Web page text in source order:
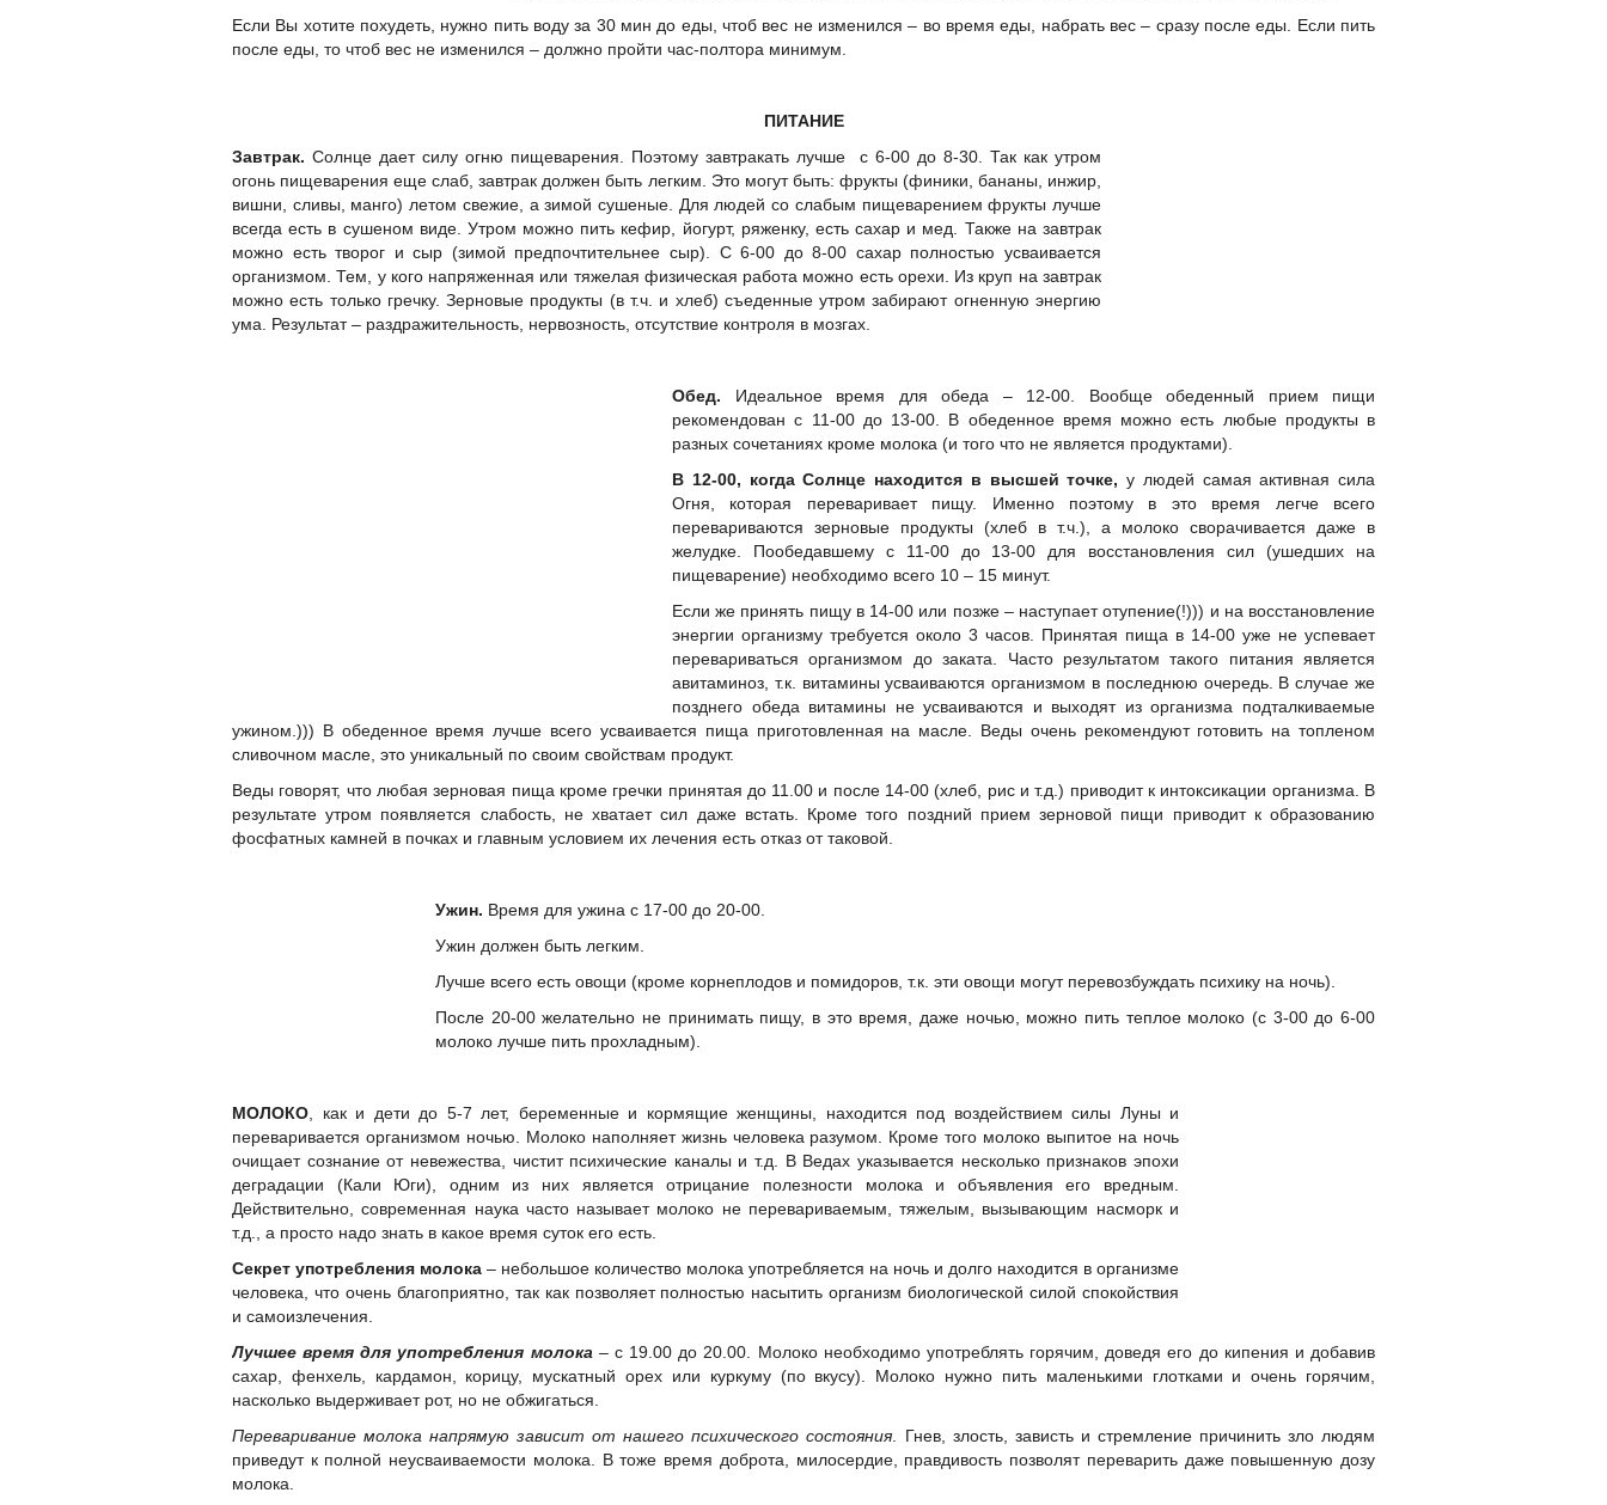
Если Вы хотите похудеть, нужно пить воду за 30 мин до еды, чтоб вес не изменился – во время еды, набрать вес – сразу после еды. Если пить
после еды, то чтоб вес не изменился – должно пройти час-полтора минимум.
ПИТАНИЕ
Завтрак. Солнце дает силу огню пищеварения. Поэтому завтракать лучше с 6-00 до 8-30. Так как утром
огонь пищеварения еще слаб, завтрак должен быть легким. Это могут быть: фрукты (финики, бананы, инжир,
вишни, сливы, манго) летом свежие, а зимой сушеные. Для людей со слабым пищеварением фрукты лучше
всегда есть в сушеном виде. Утром можно пить кефир, йогурт, ряженку, есть сахар и мед. Также на завтрак
можно есть творог и сыр (зимой предпочтительнее сыр). С 6-00 до 8-00 сахар полностью усваивается
организмом. Тем, у кого напряженная или тяжелая физическая работа можно есть орехи. Из круп на завтрак
можно есть только гречку. Зерновые продукты (в т.ч. и хлеб) съеденные утром забирают огненную энергию
ума. Результат – раздражительность, нервозность, отсутствие контроля в мозгах.
Обед. Идеальное время для обеда – 12-00. Вообще обеденный прием пищи
рекомендован с 11-00 до 13-00. В обеденное время можно есть любые продукты в
разных сочетаниях кроме молока (и того что не является продуктами).
В 12-00, когда Солнце находится в высшей точке, у людей самая активная сила
Огня, которая переваривает пищу. Именно поэтому в это время легче всего
перевариваются зерновые продукты (хлеб в т.ч.), а молоко сворачивается даже в
желудке. Пообедавшему с 11-00 до 13-00 для восстановления сил (ушедших на
пищеварение) необходимо всего 10 – 15 минут.
Если же принять пищу в 14-00 или позже – наступает отупение(!))) и на восстановление
энергии организму требуется около 3 часов. Принятая пища в 14-00 уже не успевает
перевариваться организмом до заката. Часто результатом такого питания является
авитаминоз, т.к. витамины усваиваются организмом в последнюю очередь. В случае же
позднего обеда витамины не усваиваются и выходят из организма подталкиваемые
ужином.))) В обеденное время лучше всего усваивается пища приготовленная на масле. Веды очень рекомендуют готовить на топленом
сливочном масле, это уникальный по своим свойствам продукт.
Веды говорят, что любая зерновая пища кроме гречки принятая до 11.00 и после 14-00 (хлеб, рис и т.д.) приводит к интоксикации организма. В
результате утром появляется слабость, не хватает сил даже встать. Кроме того поздний прием зерновой пищи приводит к образованию
фосфатных камней в почках и главным условием их лечения есть отказ от таковой.
Ужин. Время для ужина с 17-00 до 20-00.
Ужин должен быть легким.
Лучше всего есть овощи (кроме корнеплодов и помидоров, т.к. эти овощи могут перевозбуждать психику на ночь).
После 20-00 желательно не принимать пищу, в это время, даже ночью, можно пить теплое молоко (с 3-00 до 6-00
молоко лучше пить прохладным).
МОЛОКО , как и дети до 5-7 лет, беременные и кормящие женщины, находится под воздействием силы Луны и
переваривается организмом ночью. Молоко наполняет жизнь человека разумом. Кроме того молоко выпитое на ночь
очищает сознание от невежества, чистит психические каналы и т.д. В Ведах указывается несколько признаков эпохи
деградации (Кали Юги), одним из них является отрицание полезности молока и объявления его вредным.
Действительно, современная наука часто называет молоко не перевариваемым, тяжелым, вызывающим насморк и
т.д., а просто надо знать в какое время суток его есть.
Секрет употребления молока – небольшое количество молока употребляется на ночь и долго находится в организме
человека, что очень благоприятно, так как позволяет полностью насытить организм биологической силой спокойствия
и самоизлечения.
Лучшее время для употребления молока – с 19.00 до 20.00. Молоко необходимо употреблять горячим, доведя его до кипения и добавив
сахар, фенхель, кардамон, корицу, мускатный орех или куркуму (по вкусу). Молоко нужно пить маленькими глотками и очень горячим,
насколько выдерживает рот, но не обжигаться.
Переваривание молока напрямую зависит от нашего психического состояния . Гнев, злость, зависть и стремление причинить зло людям
приведут к полной неусваиваемости молока. В тоже время доброта, милосердие, правдивость позволят переварить даже повышенную дозу
молока.